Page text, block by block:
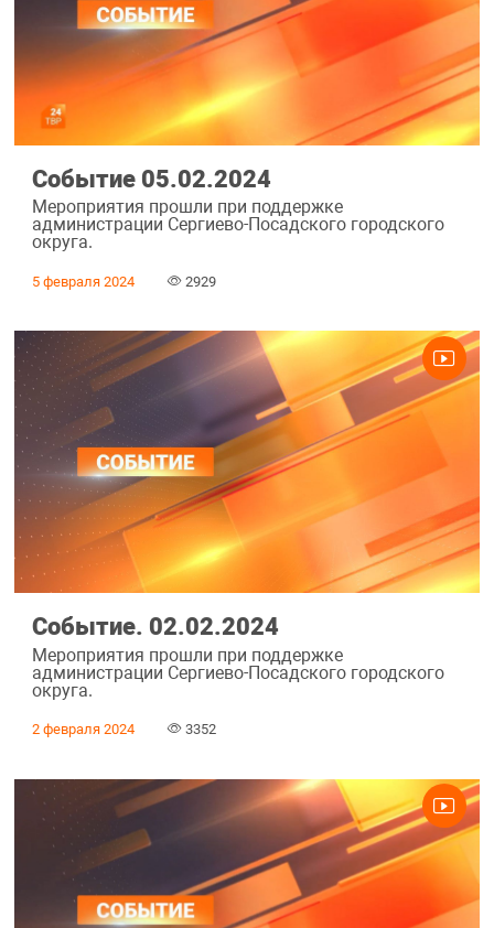
Событие 05.02.2024
Мероприятия прошли при поддержке
администрации Сергиево-Посадского городского
округа.
5 февраля 2024 2929
Событие. 02.02.2024
Мероприятия прошли при поддержке
администрации Сергиево-Посадского городского
округа.
2 февраля 2024 3352